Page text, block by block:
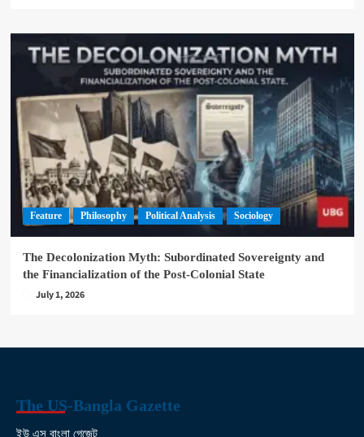
Feature Philosophy Political Analysis Sociology
The Decolonization Myth: Subordinated Sovereignty and
the Financialization of the Post-Colonial State
July 1, 2026
The US-Bangla Gazette
ইউ এস বাংলা গেজেট